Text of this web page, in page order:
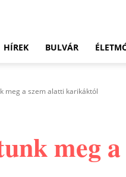
HÍREK BULVÁR
meg a szem alatti karikáktól
meg